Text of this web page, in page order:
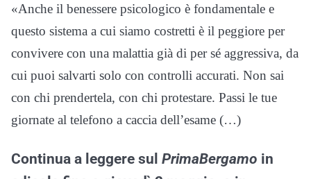
«Anche il benessere psicologico è fondamentale e
questo sistema a cui siamo costretti è il peggiore per
convivere con una malattia già di per sé aggressiva, da
cui puoi salvarti solo con controlli accurati. Non sai
con chi prendertela, con chi protestare. Passi le tue
giornate al telefono a caccia dell’esame (…)
Continua a leggere sul PrimaBergamo in